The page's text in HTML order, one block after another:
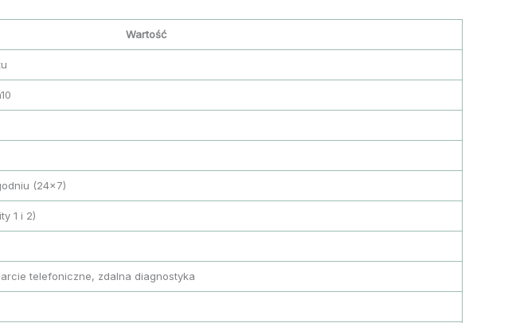
Wartość
(24×7)
1 i 2)
telefoniczne, zdalna diagnostyka